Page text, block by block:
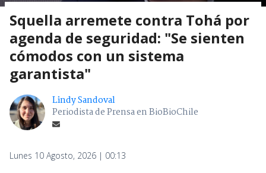
Squella arremete contra Tohá por
agenda de seguridad: "Se sienten
cómodos con un sistema
garantista"
Lindy Sandoval
Periodista de Prensa en BioBioChile
Lunes 10 Agosto, 2026 | 00:13